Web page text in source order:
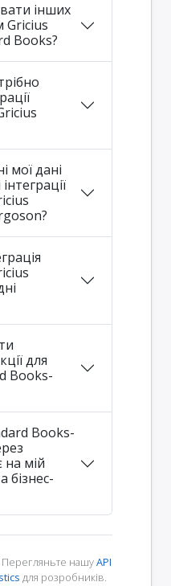
інших
Gricius
Books?
мої дані
для
Books-
Books-
мій
бізнес-
Перегляньте нашуAPI
для розробників.